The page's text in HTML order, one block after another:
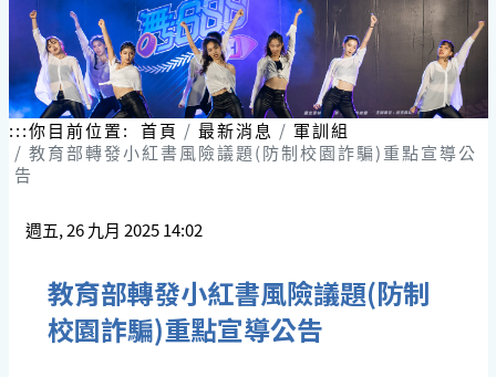
:::你目前位置: 首頁 最新消息
軍訓組
教育部轉發小紅書風險議題(防制校園詐騙)重點宣導公
告
週五, 26 九月 2025 14:02
教育部轉發小紅書風險議題(防制
校園詐騙)重點宣導公告